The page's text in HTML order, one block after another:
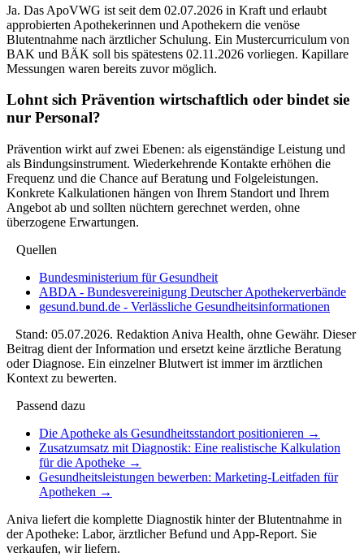
Ja. Das ApoVWG ist seit dem 02.07.2026 in Kraft und erlaubt
approbierten Apothekerinnen und Apothekern die venöse
Blutentnahme nach ärztlicher Schulung. Ein Mustercurriculum von
BAK und BÄK soll bis spätestens 02.11.2026 vorliegen. Kapillare
Messungen waren bereits zuvor möglich.
Lohnt sich Prävention wirtschaftlich oder bindet sie
nur Personal?
Prävention wirkt auf zwei Ebenen: als eigenständige Leistung und
als Bindungsinstrument. Wiederkehrende Kontakte erhöhen die
Frequenz und die Chance auf Beratung und Folgeleistungen.
Konkrete Kalkulationen hängen von Ihrem Standort und Ihrem
Angebot ab und sollten nüchtern gerechnet werden, ohne
überzogene Erwartungen.
Quellen
Bundesministerium für Gesundheit
ABDA - Bundesvereinigung Deutscher Apothekerverbände
gesund.bund.de - Verlässliche Gesundheitsinformationen
Stand: 05.07.2026. Redaktion Aniva Health, ohne Gewähr. Dieser
Beitrag dient der Information und ersetzt keine ärztliche Beratung
oder Diagnose. Ein einzelner Blutwert ist immer im ärztlichen
Kontext zu bewerten.
Passend dazu
Die Apotheke als Gesundheitsstandort positionieren →
Zusatzumsatz mit Diagnostik: Eine realistische Kalkulation
für die Apotheke →
Gesundheitsleistungen bewerben: Marketing-Leitfaden für
Apotheken →
Aniva liefert die komplette Diagnostik hinter der Blutentnahme in
der Apotheke: Labor, ärztlicher Befund und App-Report. Sie
verkaufen, wir liefern.